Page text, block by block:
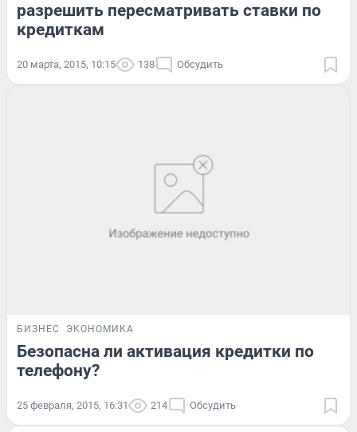
разрешить пересматривать ставки по
кредиткам
20 марта, 2015, 10:15 138 Обсудить
БИЗНЕС ЭКОНОМИКА
Безопасна ли активация кредитки по
телефону?
25 февраля, 2015, 16:31 214 Обсудить